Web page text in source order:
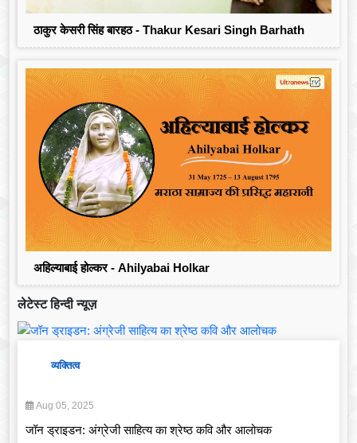
ठाकुर केसरी सिंह बारहठ - Thakur Kesari Singh Barhath
अहिल्याबाई होल्कर - Ahilyabai Holkar
लेटेस्ट हिन्दी न्यूज़
व्यक्तित्व
Aug 05, 2025
जॉन ड्राइडन: अंग्रेजी साहित्य का श्रेष्ठ कवि और आलोचक